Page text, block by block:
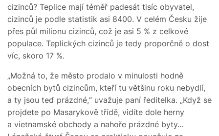
cizinců? Teplice mají téměř padesát tisíc obyvatel,
cizinců je podle statistik asi 8400. V celém Česku žije
přes půl milionu cizinců, což je asi 5 % z celkové
populace. Teplických cizinců je tedy proporčně o dost
víc, skoro 17 %.
„Možná to, že město prodalo v minulosti hodně
obecních bytů cizincům, kteří tu většinu roku nebydlí,
a ty jsou teď prázdné,“ uvažuje paní ředitelka. „Když se
projdete po Masarykově třídě, vidíte dole herny
a vietnamské obchody a nahoře prázdné byty…